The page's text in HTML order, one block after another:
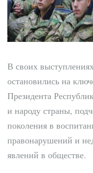
В своих
остановились на
Президента
и народу страны,
поколения в
правонарушений и
явлений в обществе.